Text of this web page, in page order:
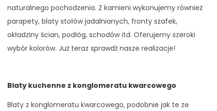
naturalnego pochodzenia. Z kamieni wykonujemy również
parapety, blaty stołów jadalnianych, fronty szafek,
okładziny ścian, podłóg, schodów itd. Oferujemy szeroki
wybór kolorów. Już teraz sprawdź nasze realizacje!
Blaty kuchenne z konglomeratu kwarcowego
Blaty z konglomeratu kwarcowego, podobnie jak te ze